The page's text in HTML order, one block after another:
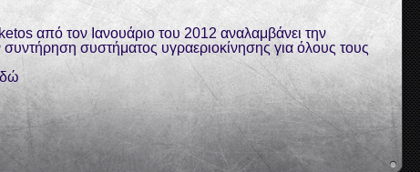
από τον Ιανουάριο του 2012 αναλαμβάνει την
συντήρηση συστήματος υγραεριοκίνησης για όλους τους